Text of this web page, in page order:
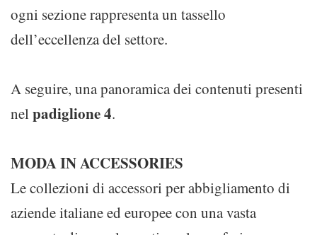
ogni sezione rappresenta un tassello
dell’eccellenza del settore.
A seguire, una panoramica dei contenuti presenti
nelpadiglione 4.
MODA IN ACCESSORIES
Le collezioni di accessori per abbigliamento di
aziende italiane ed europee con una vasta